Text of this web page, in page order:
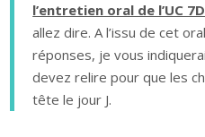
l’entretien oral de l’UC 7D
allez dire. A l’issu de cet
réponses, je vous
devez relire pour que les
tête le jour J.